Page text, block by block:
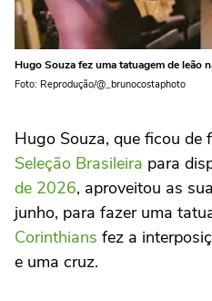
Hugo Souza fez uma tatuagem de leão
Foto: Reprodução/@_brunocostaphoto
Hugo Souza, que ficou de
Seleção Brasileira para
de 2026, aproveitou as
junho, para fazer uma
Corinthians fez a
e uma cruz.